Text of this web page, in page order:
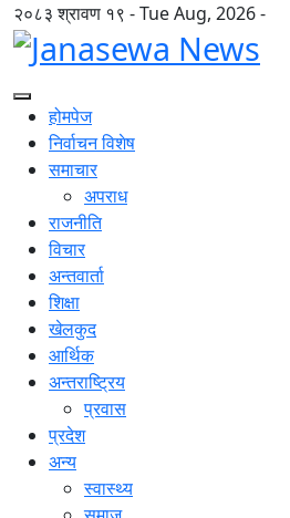
२०८३ श्रावण १९ - Tue Aug, 2026 -
होमपेज
निर्वाचन विशेष
समाचार
अपराध
राजनीति
विचार
अन्तवार्ता
शिक्षा
खेलकुद
आर्थिक
अन्तराष्ट्रिय
प्रवास
प्रदेश
अन्य
स्वास्थ्य